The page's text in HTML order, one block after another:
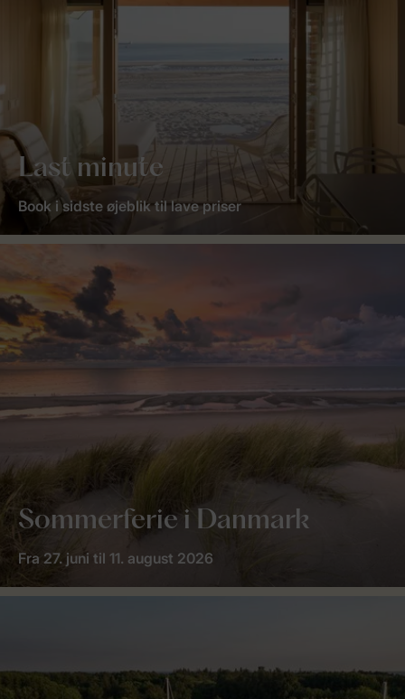
Last minute
Book i sidste øjeblik til lave priser
Sommerferie i Danmark
Fra 27. juni til 11. august 2026